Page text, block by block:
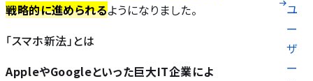
ユ
ー
ザ
ー
戦略的に進められるようになりました。
「スマホ新法」とは
AppleやGoogleといった巨大IT企業によ